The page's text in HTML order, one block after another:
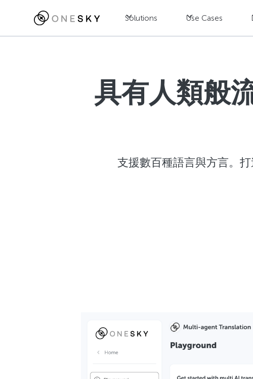
Solutions Use Cases
具有人類般
支援數百種語言與方言。